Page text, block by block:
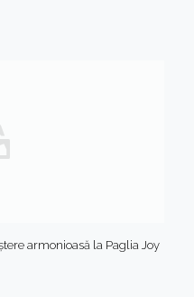
armonioasă la Paglia Joy